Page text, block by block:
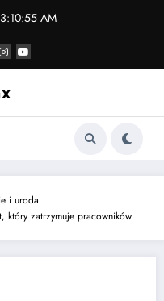
3:10:55 AM
i uroda
który zatrzymuje pracowników